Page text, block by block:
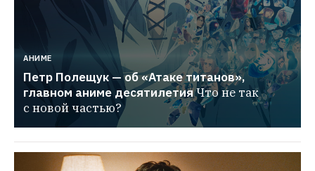
АНИМЕ
Петр Полещук — об «Атаке титанов»,
главном аниме десятилетияЧто не так
с новой частью?